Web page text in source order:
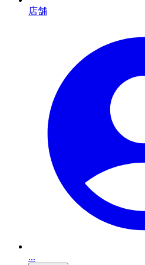
店舗
...